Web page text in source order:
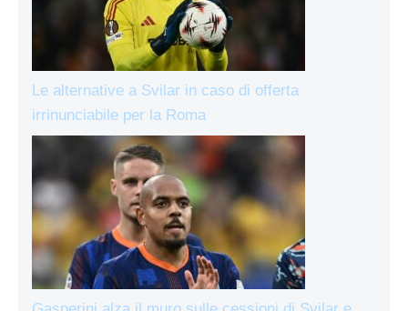
Le alternative a Svilar in caso di offerta
irrinunciabile per la Roma